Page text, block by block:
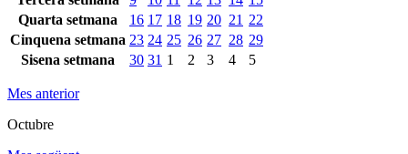
Quarta setmana
16 17 18 19 20 21 22
Cinquena setmana 23 24 25 26 27 28 29
Sisena setmana
30 31 1 2 3 4 5
Mes anterior
Octubre